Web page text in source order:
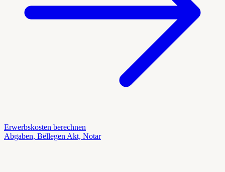
Erwerbskosten berechnen
Abgaben, Bëllegen Akt, Notar